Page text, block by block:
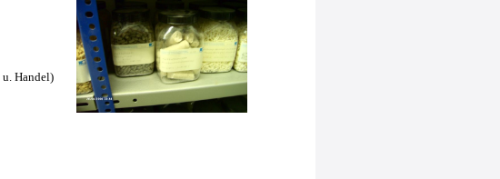
Handel)